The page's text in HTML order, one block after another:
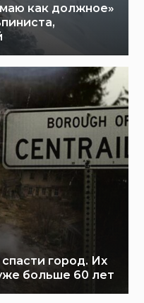
как должное»
город. Их
больше 60 лет